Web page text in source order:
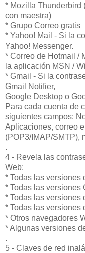
* Mozilla Thunderbird
con maestra)
* Grupo Correo gratis
* Yahoo! Mail - Si la
Yahoo! Messenger.
* Correo de Hotmail /
la aplicación MSN /
* Gmail - Si la
Gmail Notifier,
Google Desktop o
Para cada cuenta de
siguientes campos:
Aplicaciones, correo
(POP3/IMAP/SMTP),
.
4 - Revela las
Web:
* Todas las versiones
* Todas las versiones
* Todas las versiones
* Todas las versiones
* Otros navegadores
* Algunas versiones
.
5 - Claves de red